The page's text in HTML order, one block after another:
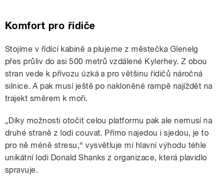
Komfort pro řidiče
Stojíme v řídící kabině a plujeme z městečka Glenelg
přes průliv do asi 500 metrů vzdálené Kylerhey. Z obou
stran vede k přívozu úzká a pro většinu řidičů náročná
silnice. A pak musí ještě po nakloněné rampě najíždět na
trajekt směrem k moři.
„Díky možnosti otočit celou platformu pak ale nemusí na
druhé straně z lodi couvat. Přímo najedou i sjedou, je to
pro ně méně stresu,“ vysvětluje mi hlavní výhodu téhle
unikátní lodi Donald Shanks z organizace, která plavidlo
spravuje.